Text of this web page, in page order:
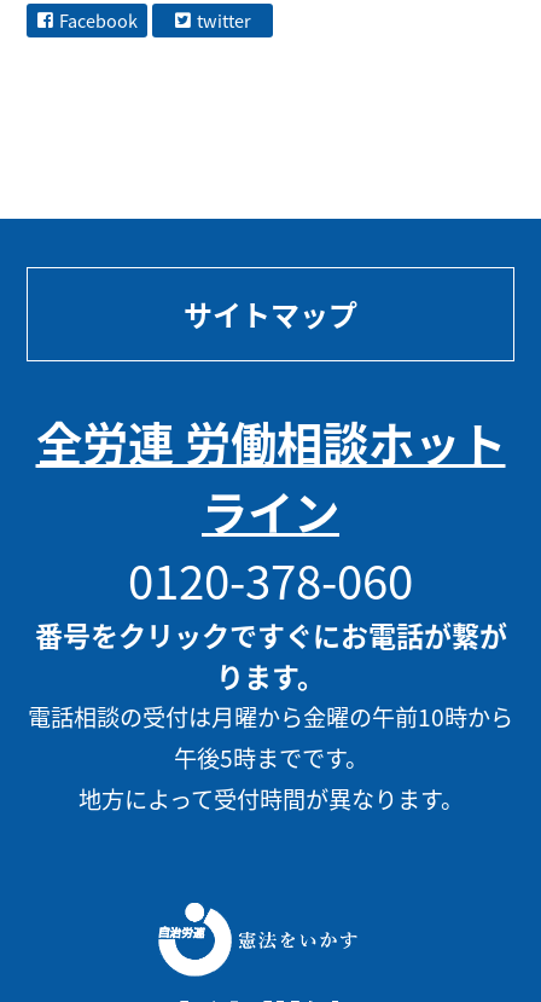
Facebook twitter
サイトマップ
全労連 労働相談ホット
ライン
0120-378-060
番号をクリックですぐにお電話が繋が
ります。
電話相談の受付は月曜から金曜の午前10時から
午後5時までです。
地方によって受付時間が異なります。